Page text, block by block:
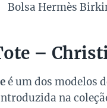
Bolsa Hermès
–
é um dos modelos
na